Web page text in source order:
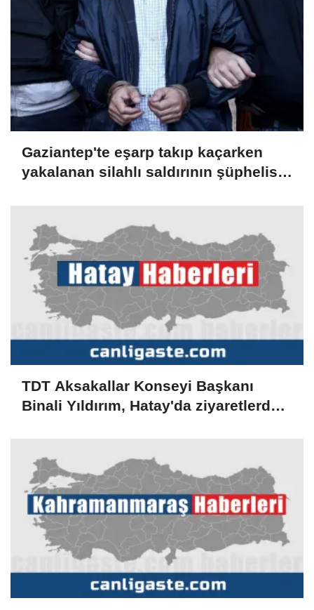
Gaziantep'te eşarp takıp kaçarken
yakalanan silahlı saldırının şüphelisi
TDT Aksakallar Konseyi Başkanı
Binali Yıldırım, Hatay'da ziyaretlerde